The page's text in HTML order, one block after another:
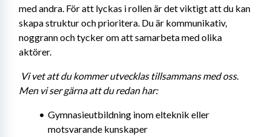
med andra. För att lyckas i rollen är det viktigt att du kan
skapa struktur och prioritera. Du är kommunikativ,
noggrann och tycker om att samarbeta med olika
aktörer.
Vi vet att du kommer utvecklas tillsammans med oss.
Men vi ser gärna att du redan har:
Gymnasieutbildning inom elteknik eller
motsvarande kunskaper